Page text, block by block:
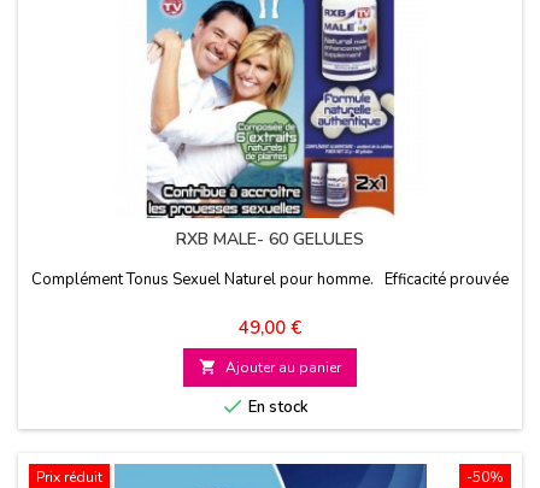
RXB MALE- 60 GELULES
Complément Tonus Sexuel Naturel pour homme. Efficacité prouvée
Prix
49,00 €
 Ajouter au panier
 En stock
-50%
Prix réduit